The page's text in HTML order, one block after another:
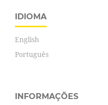
IDIOMA
English
Português
INFORMAÇÕES